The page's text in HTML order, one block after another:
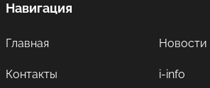
Навигация
Главная Новости
Контакты i-info